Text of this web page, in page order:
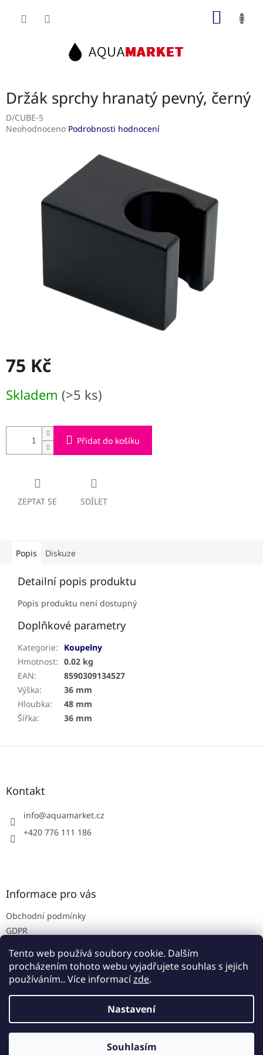
Tento web používá soubory cookie. Dalším
procházením tohoto webu vyjadřujete souhlas s jejich
používáním.. Více informacízde.
Nastavení
Souhlasím
Držák sprchy hranatý pevný, černý
D/CUBE-5
Průměrné
hvězdiček.
Neohodnoceno Podrobnosti hodnocení
75 Kč
cena:
Skladem (>5 ks)
Přidat do košíku
ZEPTAT SE SDÍLET
Popis Diskuze
Detailní popis produktu
Popis produktu není dostupný
Doplňkové parametry
Kategorie:
Koupelny
Hmotnost: 0.02 kg
EAN:
8590309134527
Výška:
36 mm
Hloubka:
48 mm
Šířka: 36 mm
Z
Kontakt
info@aquamarket.cz
+420 776 111 186
Informace pro vás
Obchodní podmínky
GDPR
Kontakty
Vytvořil Shoptet
Aquamarket. Všechna práva vyhrazena.